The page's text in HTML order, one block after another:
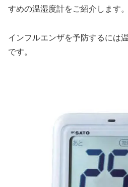
すめの温湿度計をご紹介します。
インフルエンザを予防するには
です。